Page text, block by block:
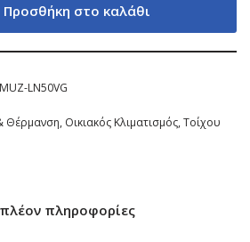
Προσθήκη στο καλάθι
LN50VG
Θέρμανση, Οικιακός Κλιματισμός,Τοίχου
πληροφορίες